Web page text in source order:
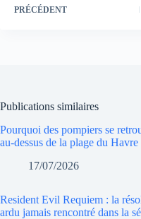
PRÉCÉDENT
Publications similaires
Pourquoi des pompiers se
au-dessus de la plage du Havre
17/07/2026
Resident Evil Requiem : la
ardu jamais rencontré dans la